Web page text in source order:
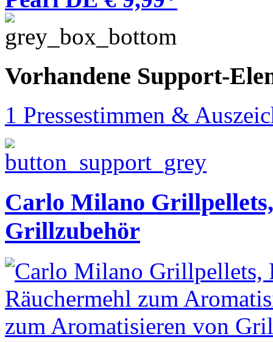
Vorhandene Support-
1 Pressestimmen &
Carlo Milano
Grillzubehör